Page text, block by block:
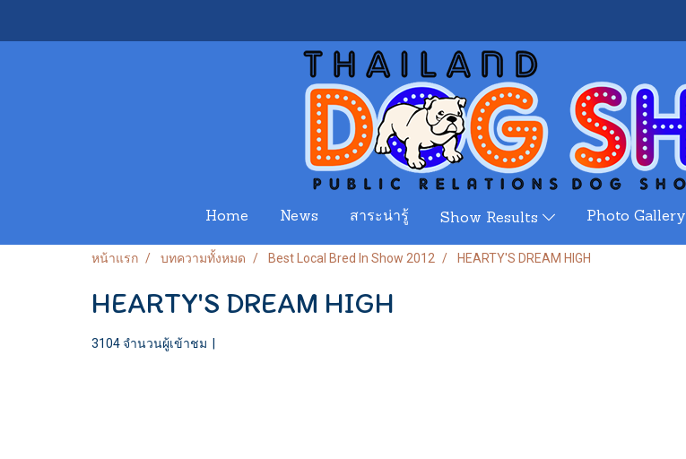
Home News สาระน่ารู้ Show Results Photo Gallery
หน้าแรก บทความทั้งหมด Best Local Bred In Show 2012 HEARTY'S DREAM HIGH
HEARTY'S DREAM HIGH
3104 จำนวนผู้เข้าชม |